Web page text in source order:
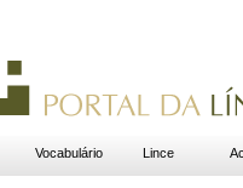
Vocabulário Lince